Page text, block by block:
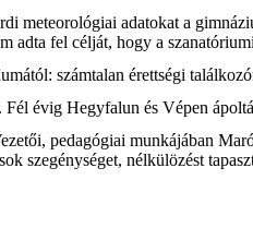
meteorológiai adatokat a
adta fel célját, hogy a
számtalan érettségi
évig Hegyfalun és Vépen
pedagógiai munkájában
szegénységet, nélkülözést